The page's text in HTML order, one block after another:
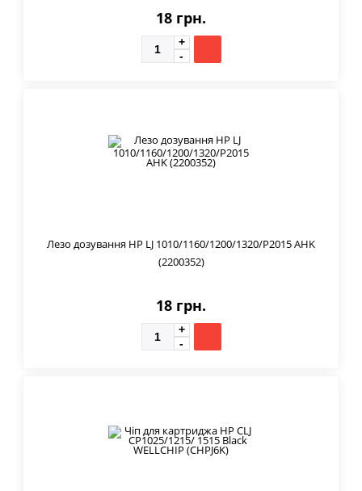
18 грн.
Лезо дозування HP LJ 1010/1160/1200/1320/P2015 AHK
(2200352)
18 грн.